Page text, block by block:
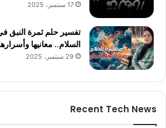
17 سبتمبر، 2025
تفسير حلم ثمرة النبق
السلام.. معانيها
29 سبتمبر، 2025
Recent Tech News